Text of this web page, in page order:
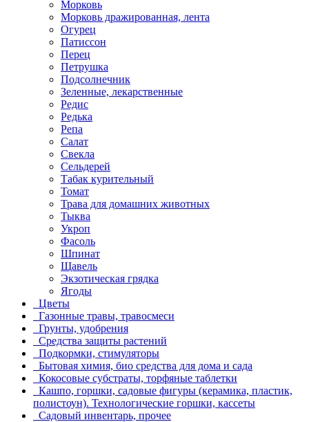
Морковь
Морковь дражированная, лента
Огурец
Патиссон
Перец
Петрушка
Подсолнечник
Зеленные, лекарственные
Редис
Редька
Репа
Салат
Свекла
Сельдерей
Табак курительный
Томат
Трава для домашних животных
Тыква
Укроп
Фасоль
Шпинат
Щавель
Экзотическая грядка
Ягоды
Цветы
Газонные травы, травосмеси
Грунты, удобрения
Средства защиты растений
Подкормки, стимуляторы
Бытовая химия, био средства для дома и сада
Кокосовые субстраты, торфяные таблетки
Кашпо, горшки, садовые фигуры (керамика, пластик,
полистоун). Технологические горшки, кассеты
Садовый инвентарь, прочее